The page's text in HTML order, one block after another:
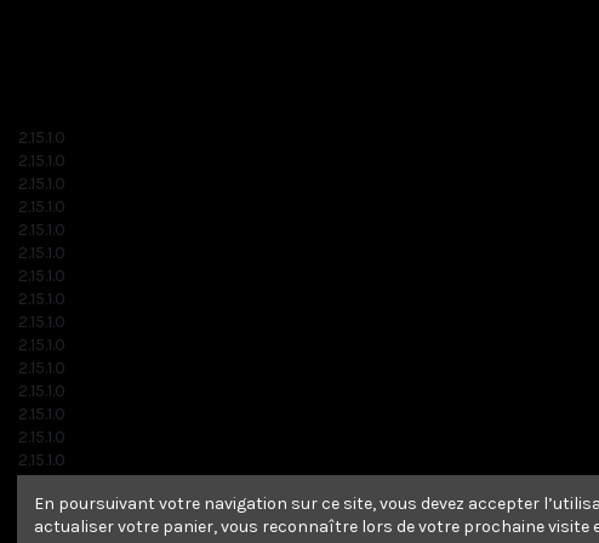
2.15.1.0
2.15.1.0
2.15.1.0
2.15.1.0
2.15.1.0
2.15.1.0
2.15.1.0
2.15.1.0
2.15.1.0
2.15.1.0
2.15.1.0
2.15.1.0
2.15.1.0
2.15.1.0
2.15.1.0
2.15.1.0
2.15.1.0
En poursuivant votre navigation sur ce site, vous devez accepter
actualiser votre panier, vous reconnaître lors de votre prochaine visite